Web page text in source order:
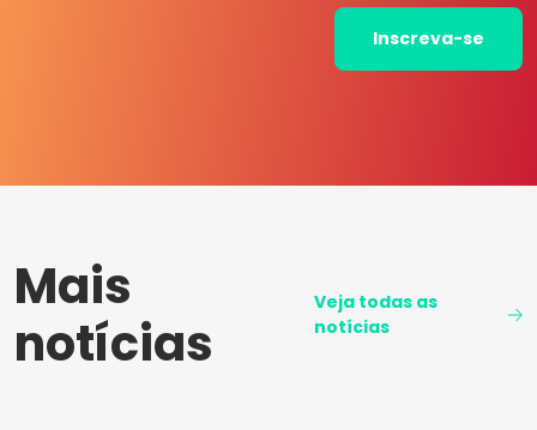
Inscreva-se
Mais
notícias
Veja todas as
notícias